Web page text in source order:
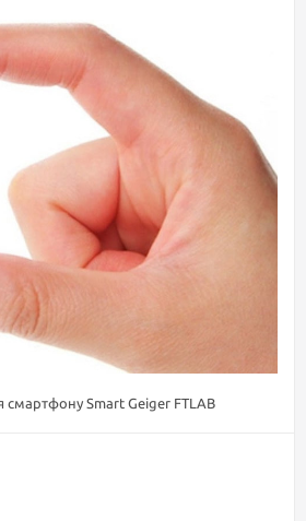
смартфону Smart Geiger FTLAB